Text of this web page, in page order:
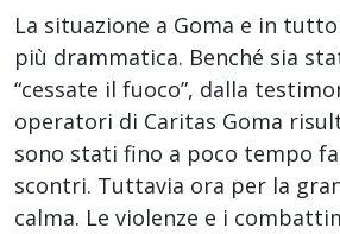
La situazione a Goma e in
più drammatica. Benché sia
“cessate il fuoco”, dalla
operatori di Caritas Goma
sono stati fino a poco tempo
scontri. Tuttavia ora per la
calma. Le violenze e i